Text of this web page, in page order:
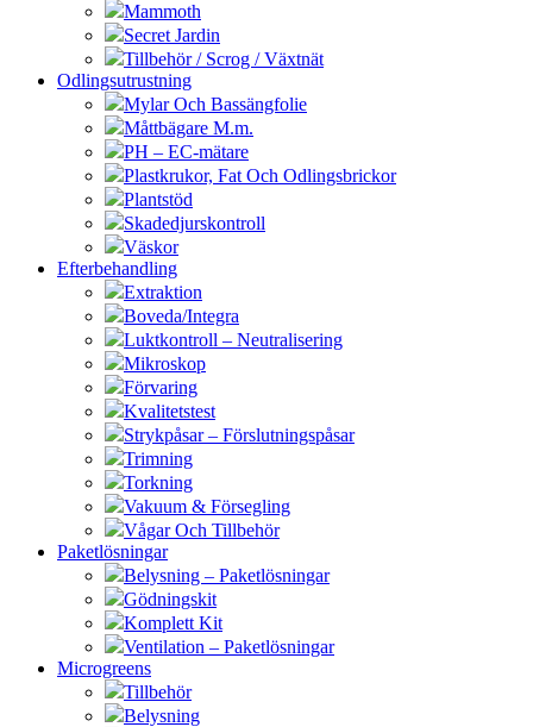
Mammoth
Secret Jardin
Tillbehör / Scrog / Växtnät
Odlingsutrustning
Mylar Och Bassängfolie
Måttbägare M.m.
PH – EC-mätare
Plastkrukor, Fat Och Odlingsbrickor
Plantstöd
Skadedjurskontroll
Väskor
Efterbehandling
Extraktion
Boveda/Integra
Luktkontroll – Neutralisering
Mikroskop
Förvaring
Kvalitetstest
Strykpåsar – Förslutningspåsar
Trimning
Torkning
Vakuum & Försegling
Vågar Och Tillbehör
Paketlösningar
Belysning – Paketlösningar
Gödningskit
Komplett Kit
Ventilation – Paketlösningar
Microgreens
Tillbehör
Belysning